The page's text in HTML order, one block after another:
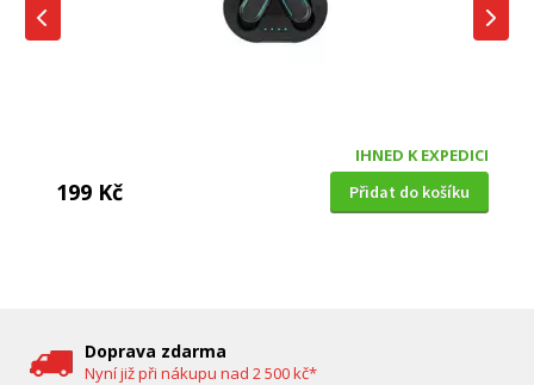
IHNED K EXPEDICI
199 Kč Přidat do košíku
Doprava zdarma
Nyní již při nákupu nad 2 500 kč*